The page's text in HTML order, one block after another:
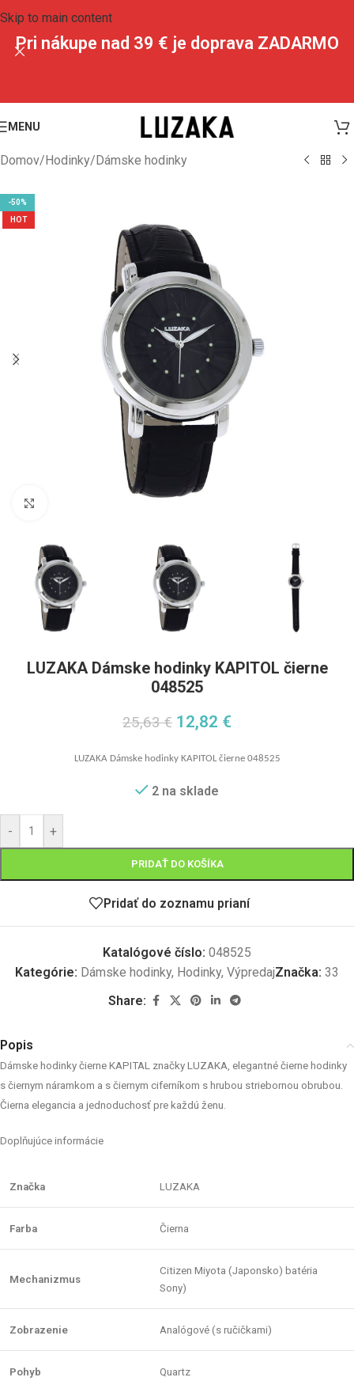
Skip to main content
Pri nákupe nad 39 € je doprava ZADARMO
MENU
Domov/Hodinky/Dámske hodinky
-50%
HOT
LUZAKA Dámske hodinky KAPITOL čierne
048525
25,63€ 12,82 €
LUZAKA Dámske hodinky KAPITOLčierne 048525
2 na sklade
- +
PRIDAŤ DO KOŠÍKA
Pridať do zoznamu prianí
Katalógové číslo: 048525
Kategórie: Dámske hodinky, Hodinky, VýpredajZnačka: 33
Share:
Popis
Dámske hodinky čierne KAPITAL značky LUZAKA, elegantné čierne hodinky
s čiernym náramkom a s čiernym ciferníkom s hrubou striebornou obrubou.
Čierna elegancia a jednoduchosť pre každú ženu.
Doplňujúce informácie
Značka LUZAKA
Farba Čierna
Mechanizmus
Citizen Miyota (Japonsko) batéria
Sony)
Zobrazenie Analógové (s ručičkami)
Pohyb Quartz